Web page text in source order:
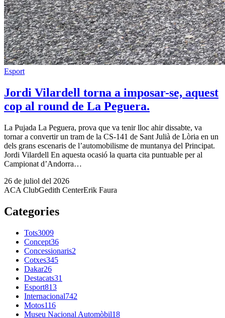
Esport
Jordi Vilardell torna a imposar-se, aquest
cop al round de La Peguera.
La Pujada La Peguera, prova que va tenir lloc ahir dissabte, va
tornar a convertir un tram de la CS-141 de Sant Julià de Lòria en un
dels grans escenaris de l’automobilisme de muntanya del Principat.
Jordi Vilardell En aquesta ocasió la quarta cita puntuable per al
Campionat d’Andorra…
26 de juliol del 2026
ACA ClubGedith CenterErik Faura
Categories
Tots3009
Concept36
Concessionaris2
Cotxes345
Dakar26
Destacats31
Esport813
Internacional742
Motos116
Museu Nacional Automòbil18